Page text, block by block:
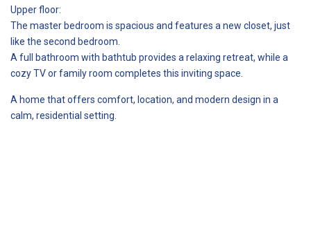
Upper floor:
The master bedroom is spacious and features a new closet, just
like the second bedroom.
A full bathroom with bathtub provides a relaxing retreat, while a
cozy TV or family room completes this inviting space.
A home that offers comfort, location, and modern design in a
calm, residential setting.